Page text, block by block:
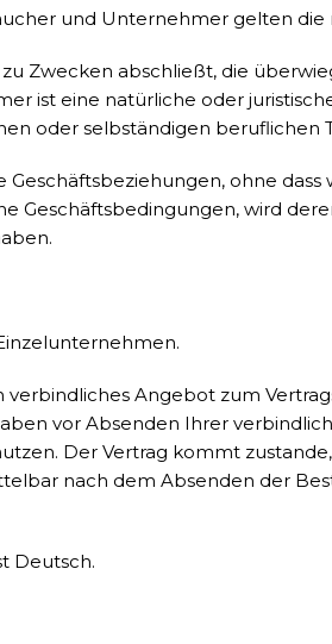
und Unternehmer gelten die
Zwecken abschließt, die
ist eine natürliche oder
oder selbständigen beruflichen
ohne
wird
Angebot zum
vor Absenden Ihrer
Der Vertrag kommt
nach dem Absenden der
Deutsch.